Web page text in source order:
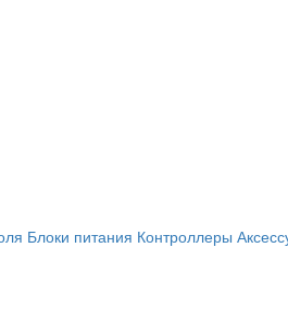
Блоки питания Контроллеры